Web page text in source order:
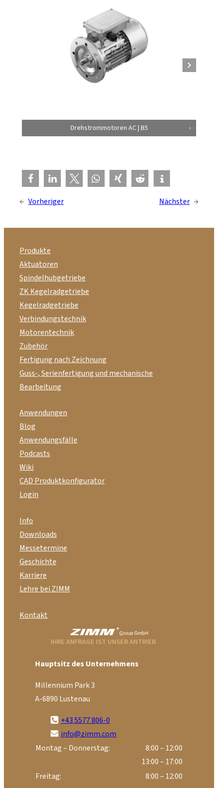
Drehstrommotoren AC | B5
← Vorheriger Nächster →
Produkte
Aktuatoren
Spindelhubgetriebe
ZK Kegelradgetriebe
Kegelradgetriebe
Verbindungstechnik
Motorentechnik
Zubehör
Fertigung nach Zeichnung
Guss-, Serienfertigung und mechanische
Bearbeitung
Anwendungen
Blog
Anwendungsfälle
Podcasts
Wiki
CAD Produktkonfigurator
Login
Info
Downloads
Messetermine
Geschichte
Karriere
Lehre bei ZIMM
Kontakt
IHRE ANFRAGE IST UNSER ANTRIEB
Hauptsitz des Unternehmens
Millennium Park 3
A-6890 Lustenau
+43 5577 806-0
info@zimm.com
Montag – Donnerstag:
8:00 – 12:00
13:00 – 17:00
Freitag:
8:00 – 12:00